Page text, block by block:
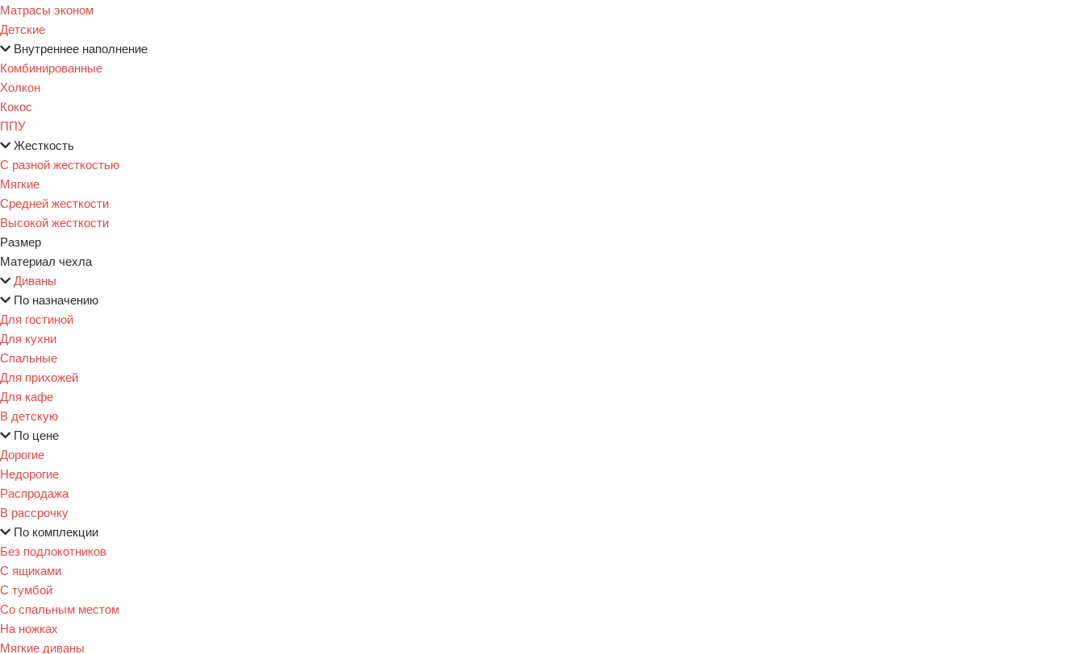
Матрасы эконом
Детские
Внутреннее наполнение
Комбинированные
Холкон
Кокос
ППУ
Жесткость
С разной жесткостью
Мягкие
Средней жесткости
Высокой жесткости
Размер
Материал чехла
Диваны
По назначению
Для гостиной
Для кухни
Спальные
Для прихожей
Для кафе
В детскую
По цене
Дорогие
Недорогие
Распродажа
В рассрочку
По комплекции
Без подлокотников
С ящиками
С тумбой
Со спальным местом
На ножках
Мягкие диваны